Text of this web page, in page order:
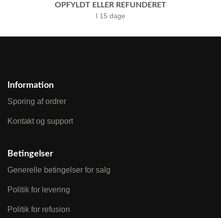
OPFYLDT ELLER REFUNDERET
I 15 dage
Information
Sporing af ordrer
Kontakt og support
Betingelser
Generelle betingelser for salg
Politik for levering
Politik for refusion